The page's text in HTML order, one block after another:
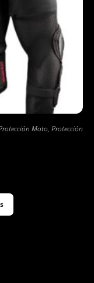
Moto, Protección